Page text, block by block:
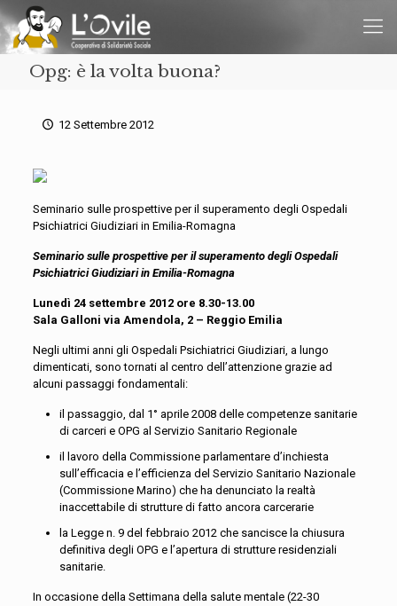
Opg: è la volta buona?
12 Settembre 2012
Seminario sulle prospettive per il superamento degli Ospedali
Psichiatrici Giudiziari in Emilia-Romagna
Seminario sulle prospettive per il superamento degli Ospedali
Psichiatrici Giudiziari in Emilia-Romagna
Lunedì 24 settembre 2012 ore 8.30-13.00
Sala Galloni via Amendola, 2 – Reggio Emilia
Negli ultimi anni gli Ospedali Psichiatrici Giudiziari, a lungo
dimenticati, sono tornati al centro dell’attenzione grazie ad
alcuni passaggi fondamentali:
il passaggio, dal 1° aprile 2008 delle competenze sanitarie
di carceri e OPG al Servizio Sanitario Regionale
il lavoro della Commissione parlamentare d’inchiesta
sull’efficacia e l’efficienza del Servizio Sanitario Nazionale
(Commissione Marino) che ha denunciato la realtà
inaccettabile di strutture di fatto ancora carcerarie
la Legge n. 9 del febbraio 2012 che sancisce la chiusura
definitiva degli OPG e l’apertura di strutture residenziali
sanitarie.
In occasione della Settimana della salute mentale (22-30